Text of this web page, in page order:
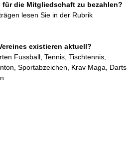
für die Mitgliedschaft zu bezahlen?
lesen Sie in der Rubrik
existieren aktuell?
Fussball, Tennis, Tischtennis,
Sportabzeichen, Krav Maga, Darts